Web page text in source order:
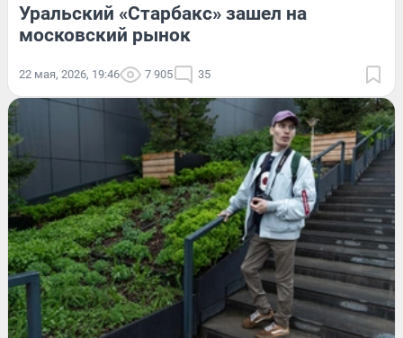
Уральский «Старбакс» зашел на
московский рынок
22 мая, 2026, 19:46 7 905 35